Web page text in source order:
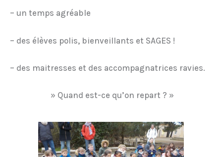
– un temps agréable
– des élèves polis, bienveillants et SAGES !
– des maitresses et des accompagnatrices ravies.
» Quand est-ce qu’on repart ? »